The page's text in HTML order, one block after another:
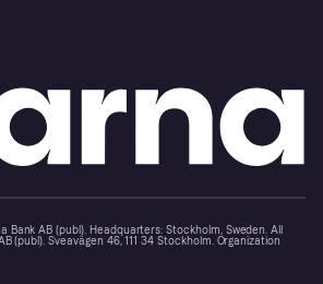
AB (publ). Headquarters: Stockholm, Sweden. All
(publ). Sveavägen 46, 111 34 Stockholm. Organization